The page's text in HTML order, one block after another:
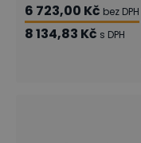
6 723,00 Kč bez DPH
8 134,83 Kč s DPH